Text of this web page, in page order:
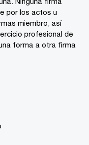
por los actos u
miembro, así
profesional de
forma a otra firma